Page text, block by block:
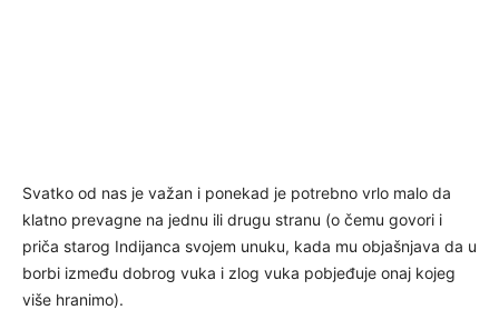
Svatko od nas je važan i ponekad je potrebno vrlo malo da
klatno prevagne na jednu ili drugu stranu (o čemu govori i
priča starog Indijanca svojem unuku, kada mu objašnjava da u
borbi između dobrog vuka i zlog vuka pobjeđuje onaj kojeg
više hranimo).